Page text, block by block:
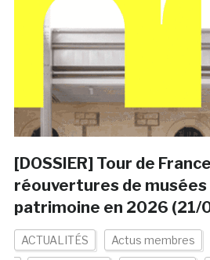
[DOSSIER] Tour de
réouvertures de musées
patrimoine en 2026 (21/
ACTUALITÉS Actus membres